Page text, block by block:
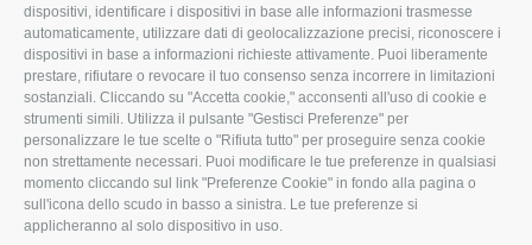
dispositivi, identificare i dispositivi in base alle informazioni trasmesse
automaticamente, utilizzare dati di geolocalizzazione precisi, riconoscere i
dispositivi in base a informazioni richieste attivamente. Puoi liberamente
prestare, rifiutare o revocare il tuo consenso senza incorrere in limitazioni
sostanziali. Cliccando su "Accetta cookie," acconsenti all'uso di cookie e
strumenti simili. Utilizza il pulsante "Gestisci Preferenze" per
personalizzare le tue scelte o "Rifiuta tutto" per proseguire senza cookie
non strettamente necessari. Puoi modificare le tue preferenze in qualsiasi
momento cliccando sul link "Preferenze Cookie" in fondo alla pagina o
sull'icona dello scudo in basso a sinistra. Le tue preferenze si
applicheranno al solo dispositivo in uso.
Whistleblowing
Confagricoltura Rovigo e
Agricoltori srl
Notizie in evidenza
Eventi
Comunicati Stampa
Video
Iscrizione Newsletter
Newsletter